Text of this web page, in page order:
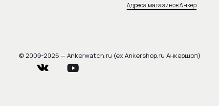
Адреса магазинов Анкер
© 2009-2026 — Ankerwatch.ru (ex Ankershop.ru Анкершоп)
vkontakte youtube